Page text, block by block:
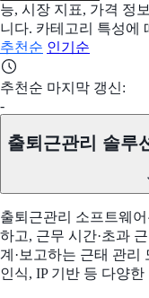
능, 시장 지표, 가격 정
니다. 카테고리 특성에
추천순 인기순
추천순 마지막 갱신:
-
출퇴근관리 솔루
출퇴근관리 소프트웨
하고, 근무 시간·초과
계·보고하는 근태 관리
인식, IP 기반 등 다양